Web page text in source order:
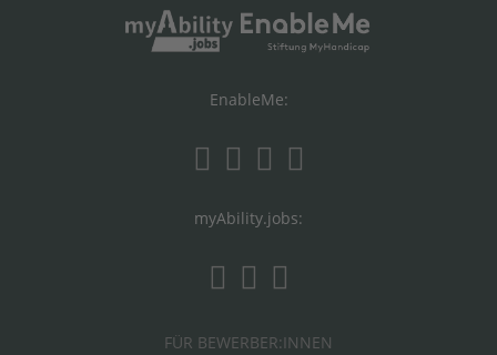
EnableMe:
myAbility.jobs:
FÜR BEWERBER:INNEN